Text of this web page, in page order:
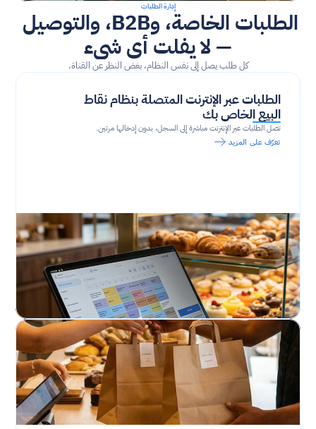
إدارة الطلبات
— لا يفلت أي شيء
كل طلب يصل إلى نفس النظام، بغض النظر عن القناة.
البيع الخاص بك
تصل الطلبات عبر الإنترنت مباشرة إلى السجل، بدون إدخالها مرتين.
تعرّف على المزيد